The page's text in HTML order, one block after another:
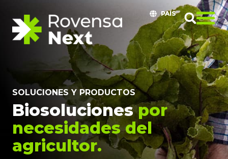
PAÍS
SOLUCIONES Y PRODUCTOS
Biosolucionespor
necesidades del
agricultor.